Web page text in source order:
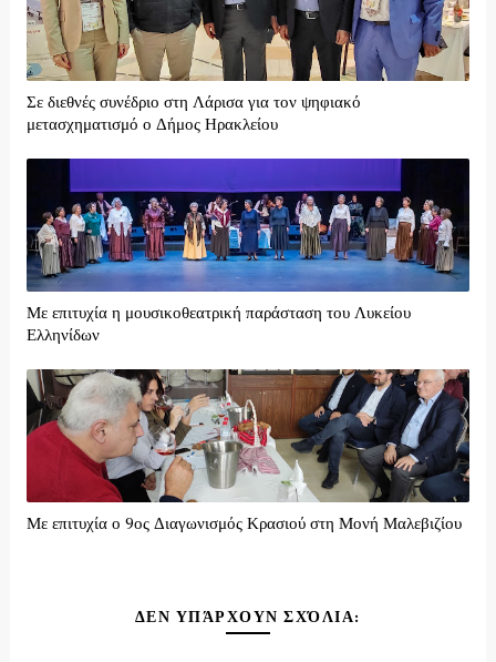
Σε διεθνές συνέδριο στη Λάρισα για τον ψηφιακό
μετασχηματισμό ο Δήμος Ηρακλείου
Με επιτυχία η μουσικοθεατρική παράσταση του Λυκείου
Ελληνίδων
Με επιτυχία ο 9ος Διαγωνισμός Κρασιού στη Μονή Μαλεβιζίου
ΔΕΝ ΥΠΆΡΧΟΥΝ ΣΧΌΛΙΑ: